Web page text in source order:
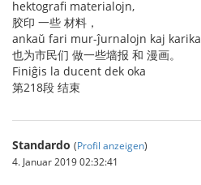
hektografi materialojn,
胶印 一些 材料，
ankaŭ fari mur-ĵurnalojn kaj
也为市民们 做一些墙报 和 漫画。
Finiĝis la ducent dek oka
第218段 结束
Standardo (Profil anzeigen)
4. Januar 2019 02:32:41